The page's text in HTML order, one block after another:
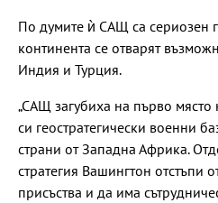
По думите ѝ САЩ са сериозен
континента се отварят
Индия и Турция.
„САЩ загубиха на първо
си геостратегически военни
страни от Западна Африка.
стратегия Вашингтон отстъпи
присъства и да има